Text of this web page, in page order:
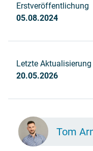
Erstveröffentlichung
05.08.2024
Letzte Aktualisierung
20.05.2026
Tom